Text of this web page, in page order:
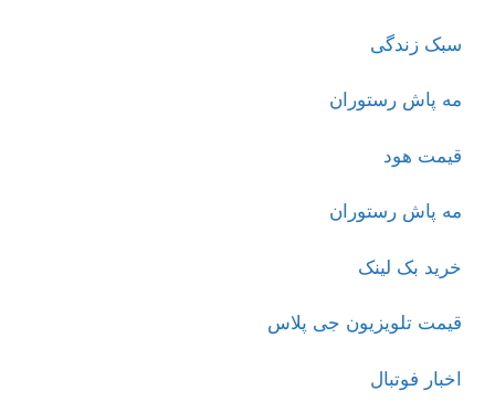
سبک زندگی
مه پاش رستوران
قیمت هود
مه پاش رستوران
خرید بک لینک
قیمت تلویزیون جی پلاس
اخبار فوتبال